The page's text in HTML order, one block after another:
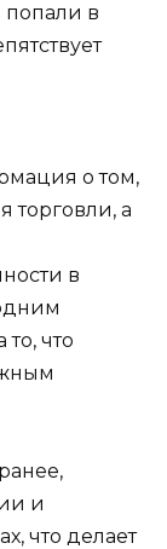
попали в
о том,
торговли, а
в
что
и
что делает